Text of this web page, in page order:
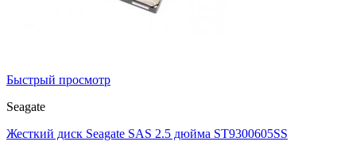
Быстрый просмотр
Seagate
Жесткий диск Seagate SAS 2.5 дюйма ST9300605SS